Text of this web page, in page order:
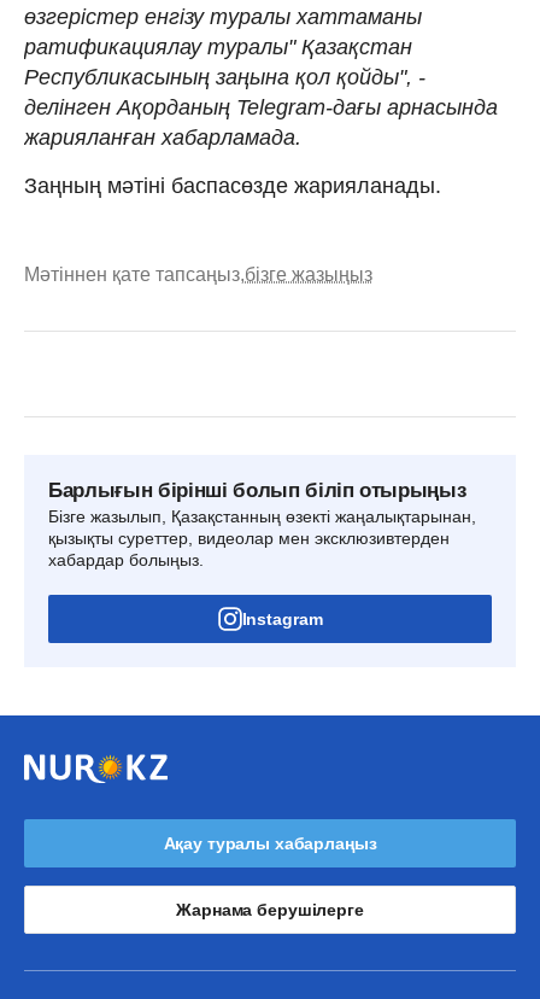
өзгерістер енгізу туралы хаттаманы
ратификациялау туралы" Қазақстан
Республикасының заңына қол қойды", -
делінген Ақорданың Telegram-дағы арнасында
жарияланған хабарламада.
Заңның мәтіні баспасөзде жарияланады.
Мәтіннен қате тапсаңыз,бізге жазыңыз
Барлығын бірінші болып біліп отырыңыз
Бізге жазылып, Қазақстанның өзекті жаңалықтарынан,
қызықты суреттер, видеолар мен эксклюзивтерден
хабардар болыңыз.
Instagram
Ақау туралы хабарлаңыз
Жарнама берушілерге